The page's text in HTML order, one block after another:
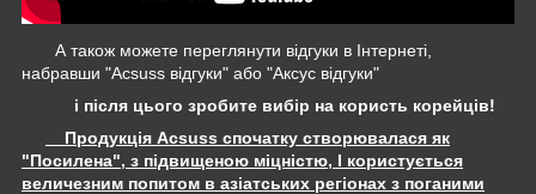
А також можете переглянути відгуки в Інтернеті,
набравши "Acsuss відгуки" або "Аксус відгуки"
і після цього зробите вибір на користь корейців!
Продукція Acsuss спочатку створювалася як
"Посилена", з підвищеною міцністю, І користується
величезним попитом в азіатських регіонах з поганими